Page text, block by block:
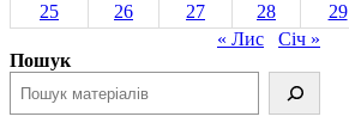
25
26 27 28 29
« Лис
Січ »
Пошук